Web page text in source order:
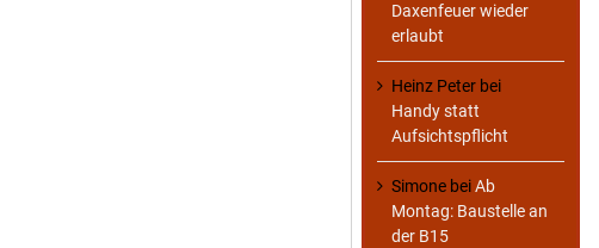
Daxenfeuer wieder
erlaubt
Heinz Peter bei
Handy statt
Aufsichtspflicht
Simone beiAb
Montag: Baustelle an
der B15